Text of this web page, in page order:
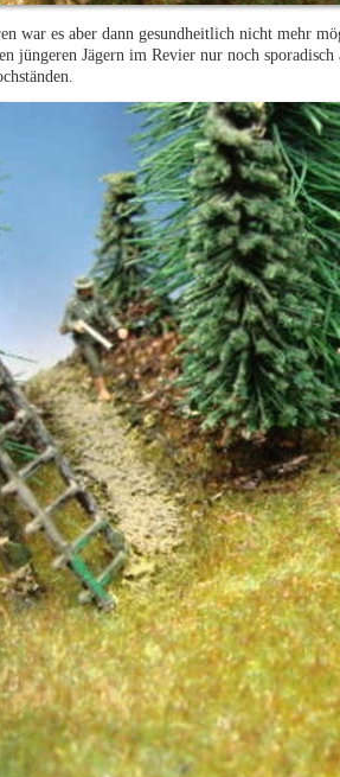
war es aber dann gesundheitlich nicht mehr
jüngeren Jägern im Revier nur noch